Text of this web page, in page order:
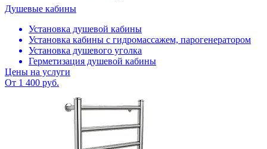
Душевые кабины
Установка душевой кабины
Установка кабины с гидромассажем, парогенератором
Установка душевого уголка
Герметизация душевой кабины
Цены на услуги
От 1 400 руб.